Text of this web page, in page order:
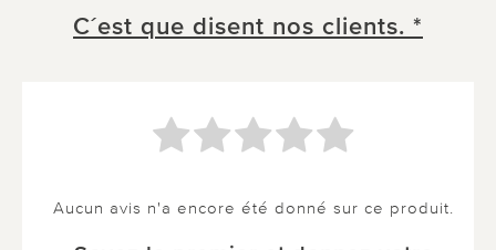
C´est que disent nos clients. *
Aucun avis n'a encore été donné sur ce produit.